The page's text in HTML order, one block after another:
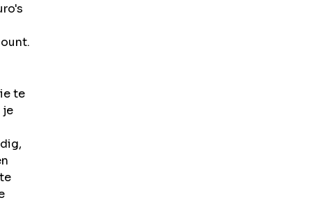
te
je